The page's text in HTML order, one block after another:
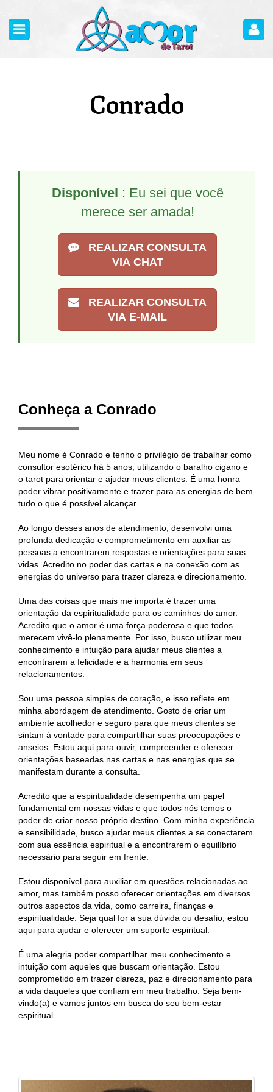
Conrado
Disponível : Eu sei que você
merece ser amada!
REALIZAR CONSULTA
VIA CHAT
REALIZAR CONSULTA
VIA E-MAIL
Conheça a Conrado
Meu nome é Conrado e tenho o privilégio de trabalhar como
consultor esotérico há 5 anos, utilizando o baralho cigano e
o tarot para orientar e ajudar meus clientes. É uma honra
poder vibrar positivamente e trazer para as energias de bem
tudo o que é possível alcançar.
Ao longo desses anos de atendimento, desenvolvi uma
profunda dedicação e comprometimento em auxiliar as
pessoas a encontrarem respostas e orientações para suas
vidas. Acredito no poder das cartas e na conexão com as
energias do universo para trazer clareza e direcionamento.
Uma das coisas que mais me importa é trazer uma
orientação da espiritualidade para os caminhos do amor.
Acredito que o amor é uma força poderosa e que todos
merecem vivê-lo plenamente. Por isso, busco utilizar meu
conhecimento e intuição para ajudar meus clientes a
encontrarem a felicidade e a harmonia em seus
relacionamentos.
Sou uma pessoa simples de coração, e isso reflete em
minha abordagem de atendimento. Gosto de criar um
ambiente acolhedor e seguro para que meus clientes se
sintam à vontade para compartilhar suas preocupações e
anseios. Estou aqui para ouvir, compreender e oferecer
orientações baseadas nas cartas e nas energias que se
manifestam durante a consulta.
Acredito que a espiritualidade desempenha um papel
fundamental em nossas vidas e que todos nós temos o
poder de criar nosso próprio destino. Com minha experiência
e sensibilidade, busco ajudar meus clientes a se conectarem
com sua essência espiritual e a encontrarem o equilíbrio
necessário para seguir em frente.
Estou disponível para auxiliar em questões relacionadas ao
amor, mas também posso oferecer orientações em diversos
outros aspectos da vida, como carreira, finanças e
espiritualidade. Seja qual for a sua dúvida ou desafio, estou
aqui para ajudar e oferecer um suporte espiritual.
É uma alegria poder compartilhar meu conhecimento e
intuição com aqueles que buscam orientação. Estou
comprometido em trazer clareza, paz e direcionamento para
a vida daqueles que confiam em meu trabalho. Seja bem-
vindo(a) e vamos juntos em busca do seu bem-estar
espiritual.